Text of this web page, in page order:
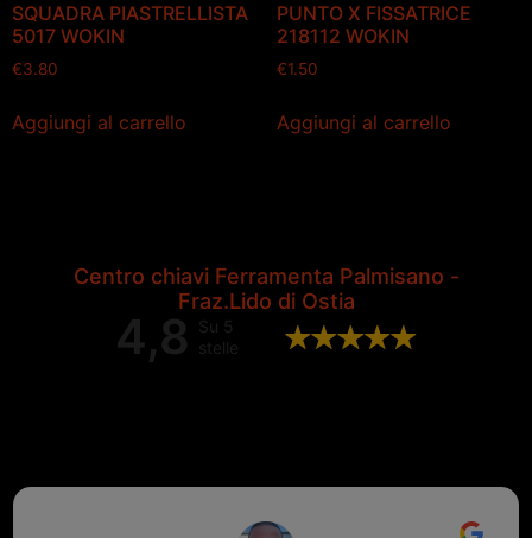
SQUADRA PIASTRELLISTA
5017 WOKIN
€3.80
Aggiungi al carrello
PUNTO X FISSATRICE
218112 WOKIN
€1.50
Aggiungi al carrello
Centro chiavi Ferramenta Palmisano -
Fraz.Lido di Ostia
4,8
Su 5
stelle